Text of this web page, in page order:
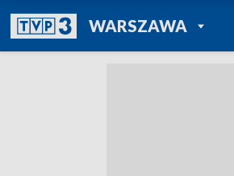
WARSZAWAPOWRÓT DO
TVP REGIONY